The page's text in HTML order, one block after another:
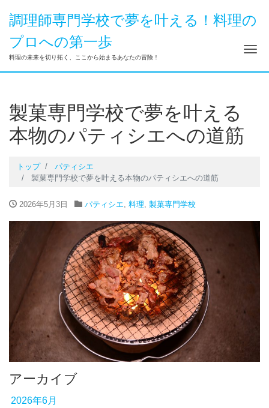
調理師専門学校で夢を叶える！料理の
プロへの第一歩
料理の未来を切り拓く、ここから始まるあなたの冒険！ ナ
製菓専門学校で夢を叶える
本物のパティシエへの道筋
トップ
パティシエ
製菓専門学校で夢を叶える本物のパティシエへの道筋
2026年5月3日 パティシエ, 料理, 製菓専門学校
アーカイブ
2026年6月